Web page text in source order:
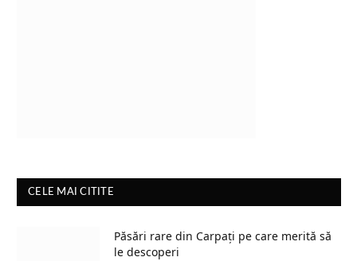
CELE MAI CITITE
Păsări rare din Carpați pe care merită să
le descoperi